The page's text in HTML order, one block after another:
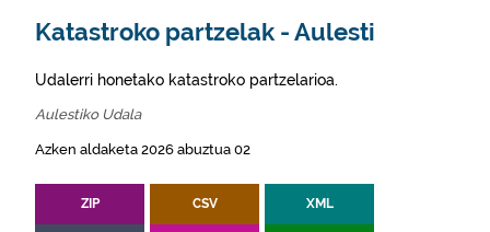
Katastroko partzelak - Aulesti
Udalerri honetako katastroko partzelarioa.
Aulestiko Udala
Azken aldaketa 2026 abuztua 02
ZIP CSV XML